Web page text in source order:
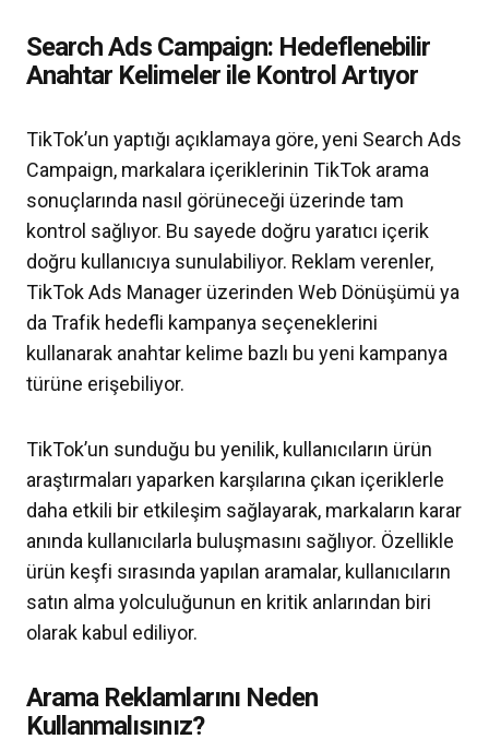
Search Ads Campaign: Hedeflenebilir
Anahtar Kelimeler ile Kontrol Artıyor
TikTok’un yaptığı açıklamaya göre, yeni Search Ads
Campaign, markalara içeriklerinin TikTok arama
sonuçlarında nasıl görüneceği üzerinde tam
kontrol sağlıyor. Bu sayede doğru yaratıcı içerik
doğru kullanıcıya sunulabiliyor. Reklam verenler,
TikTok Ads Manager üzerinden Web Dönüşümü ya
da Trafik hedefli kampanya seçeneklerini
kullanarak anahtar kelime bazlı bu yeni kampanya
türüne erişebiliyor.
TikTok’un sunduğu bu yenilik, kullanıcıların ürün
araştırmaları yaparken karşılarına çıkan içeriklerle
daha etkili bir etkileşim sağlayarak, markaların karar
anında kullanıcılarla buluşmasını sağlıyor. Özellikle
ürün keşfi sırasında yapılan aramalar, kullanıcıların
satın alma yolculuğunun en kritik anlarından biri
olarak kabul ediliyor.
Arama Reklamlarını Neden
Kullanmalısınız?